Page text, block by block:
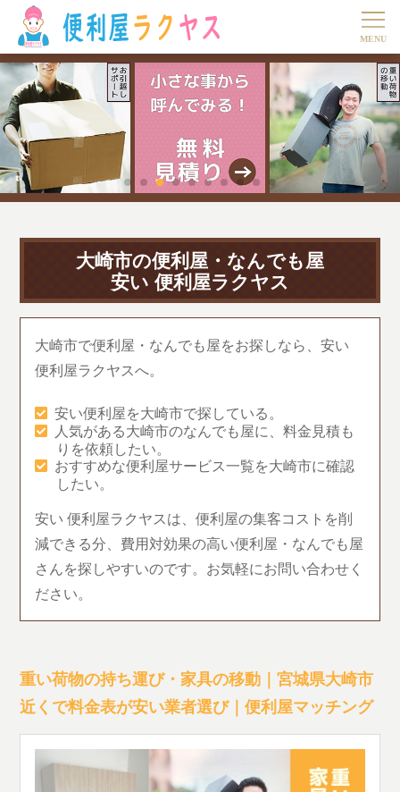
大崎市の便利屋・なんでも屋
安い 便利屋ラクヤス
大崎市で便利屋・なんでも屋をお探しなら、安い
便利屋ラクヤスへ。
安い便利屋を大崎市で探している。
人気がある大崎市のなんでも屋に、料金見積も
りを依頼したい。
おすすめな便利屋サービス一覧を大崎市に確認
したい。
安い 便利屋ラクヤスは、便利屋の集客コストを削
減できる分、費用対効果の高い便利屋・なんでも屋
さんを探しやすいのです。お気軽にお問い合わせく
ださい。
重い荷物の持ち運び・家具の移動｜宮城県大崎市
近くで料金表が安い業者選び｜便利屋マッチング